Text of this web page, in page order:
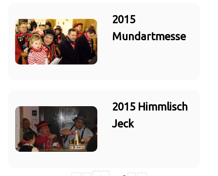
2015
Mundartmesse
2015 Himmlisch
Jeck